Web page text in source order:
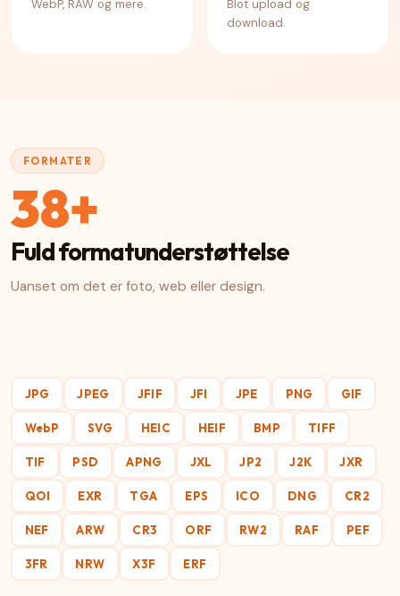
WebP, RAW og mere.
Blot upload og
download.
FORMATER
38+
Fuld formatunderstøttelse
Uanset om det er foto, web eller design.
JPG JPEG JFIF JFI JPE PNG GIF
WebP SVG HEIC HEIF BMP TIFF
TIF PSD APNG JXL JP2 J2K JXR
QOI EXR TGA EPS ICO DNG CR2
NEF ARW CR3 ORF RW2 RAF PEF
3FR NRW X3F ERF